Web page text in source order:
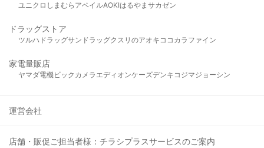
ユニクロ しまむら アベイルAOKIはるやま サカゼン
ドラッグストア
ツルハドラッグサンドラッグクスリのアオキ ココカラファイン
家電量販店
ヤマダ電機ビックカメラ エディオンケーズデンキ コジマジョーシン
運営会社
店舗・販促ご担当者様：チラシプラスサービスのご案内